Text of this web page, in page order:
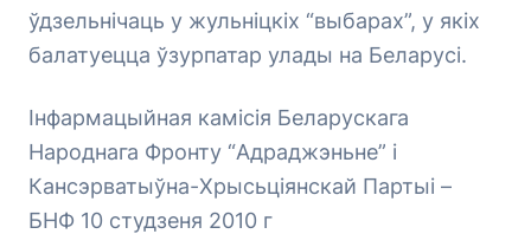
ўдзельнічаць у жульніцкіх “выбарах”, у якіх
балатуецца ўзурпатар улады на Беларусі.
Інфармацыйная камісія Беларускага
Народнага Фронту “Адраджэньне” і
Кансэрватыўна-Хрысьціянскай Партыі –
БНФ 10 студзеня 2010 г